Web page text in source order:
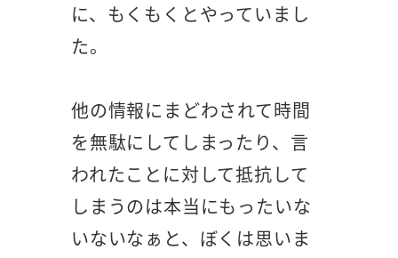
に、もくもくとやっていまし
た。
他の情報にまどわされて時間
を無駄にしてしまったり、言
われたことに対して抵抗して
しまうのは本当にもったいな
いないなぁと、ぼくは思いま